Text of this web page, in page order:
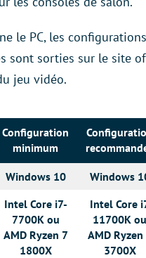
le PC, les
sont sorties sur le site
jeu vidéo.
Configuration
minimum
Windows 10 Windows
Intel Core i7-
7700K ou
AMD Ryzen 7
1800X
Intel Core
11700K ou
AMD Ryzen
3700X